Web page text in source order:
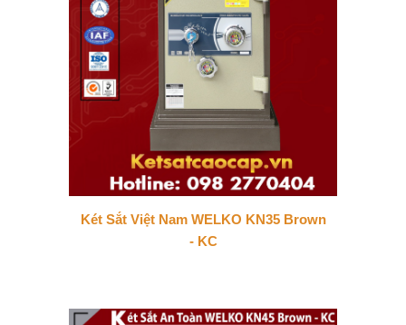
Két Sắt Việt Nam WELKO KN35 Brown
- KC